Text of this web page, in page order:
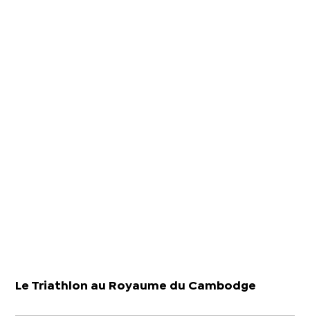
Le Triathlon au Royaume du Cambodge